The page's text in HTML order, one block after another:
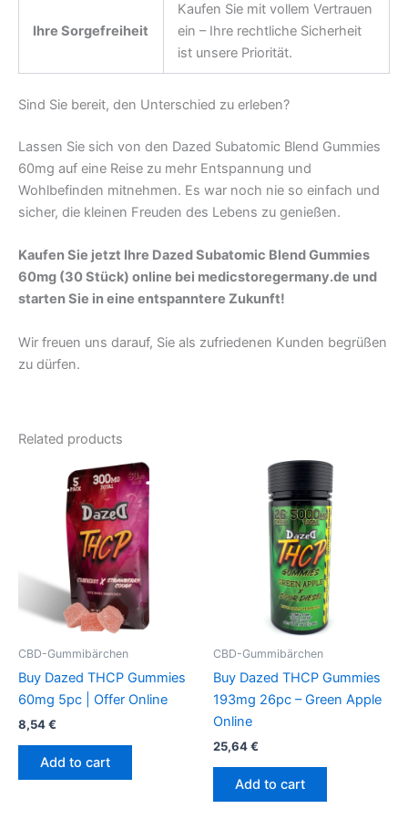
Ihre Sorgefreiheit
Kaufen Sie mit vollem Vertrauen
ein – Ihre rechtliche Sicherheit
ist unsere Priorität.
Sind Sie bereit, den Unterschied zu erleben?
Lassen Sie sich von den Dazed Subatomic Blend Gummies
60mg auf eine Reise zu mehr Entspannung und
Wohlbefinden mitnehmen. Es war noch nie so einfach und
sicher, die kleinen Freuden des Lebens zu genießen.
Kaufen Sie jetzt Ihre Dazed Subatomic Blend Gummies
60mg (30 Stück) online bei medicstoregermany.de und
starten Sie in eine entspanntere Zukunft!
Wir freuen uns darauf, Sie als zufriedenen Kunden begrüßen
zu dürfen.
Related products
CBD-Gummibärchen
Buy Dazed THCP Gummies
60mg 5pc | Offer Online
8,54€
Add to cart
CBD-Gummibärchen
Buy Dazed THCP Gummies
193mg 26pc – Green Apple
Online
25,64€
Add to cart